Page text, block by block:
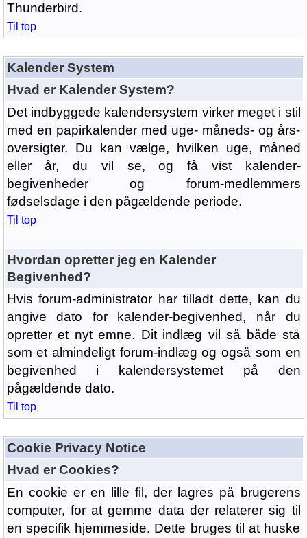
Thunderbird.
Til top
Kalender System
Hvad er Kalender System?
Det indbyggede kalendersystem virker meget i stil
med en papirkalender med uge- måneds- og års-
oversigter. Du kan vælge, hvilken uge, måned
eller år, du vil se, og få vist kalender-
begivenheder og forum-medlemmers
fødselsdage i den pågældende periode.
Til top
Hvordan opretter jeg en Kalender
Begivenhed?
Hvis forum-administrator har tilladt dette, kan du
angive dato for kalender-begivenhed, når du
opretter et nyt emne. Dit indlæg vil så både stå
som et almindeligt forum-indlæg og også som en
begivenhed i kalendersystemet på den
pågældende dato.
Til top
Cookie Privacy Notice
Hvad er Cookies?
En cookie er en lille fil, der lagres på brugerens
computer, for at gemme data der relaterer sig til
en specifik hjemmeside. Dette bruges til at huske